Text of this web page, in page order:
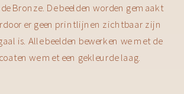
Bronze. De beelden worden gemaakt
er geen printlijnen zichtbaar zijn
is. Alle beelden bewerken we met de
we met een gekleurde laag.